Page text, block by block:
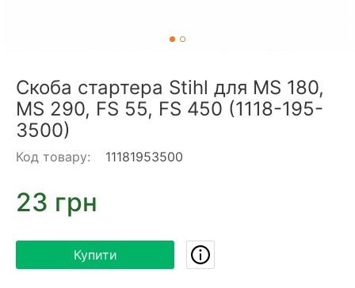
Скоба стартера Stihl для MS 180,
MS 290, FS 55, FS 450 (1118-195-
3500)
Код товару: 11181953500
23 грн
Купити